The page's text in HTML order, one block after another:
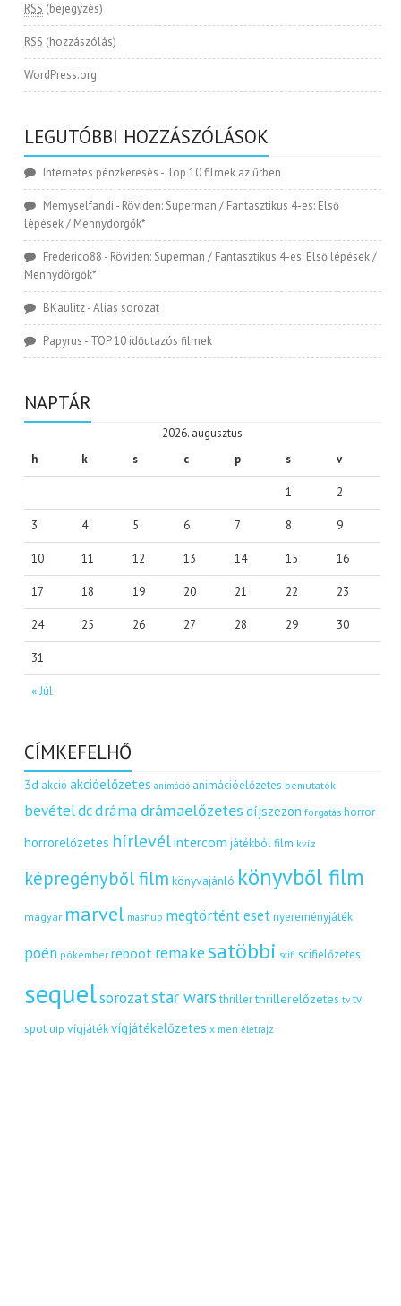
RSS (bejegyzés)
RSS (hozzászólás)
WordPress.org
LEGUTÓBBI HOZZÁSZÓLÁSOK
Internetes pénzkeresés - Top 10 filmek az űrben
Memyselfandi - Röviden: Superman / Fantasztikus 4-es: Első
lépések / Mennydörgők*
Frederico88 - Röviden: Superman / Fantasztikus 4-es: Első lépések /
Mennydörgők*
BKaulitz-Alias sorozat
Papyrus - TOP 10 időutazós filmek
NAPTÁR
2026. augusztus
h
k s c p s v
« Júl
1 2
3 4 5 6 7 8 9
10 11 12 13 14 15 16
17 18 19 20 21 22 23
24 25 26 27 28 29 30
31
CÍMKEFELHŐ
3d akció akcióelőzetes animáció animációelőzetes bemutatók
bevételdcdráma drámaelőzetes díjszezon forgatás horror
horrorelőzetes hírlevélintercom játékból film kvíz
képregényből film könyvajánló könyvből film
magyar marvel mashup megtörtént eset nyereményjáték
poén pókember reboot remakesatöbbi scifi scifielőzetes
sequelsorozatstar wars thriller thrillerelőzetes tv tv
spot uip vígjátékvígjátékelőzetes x men életrajz